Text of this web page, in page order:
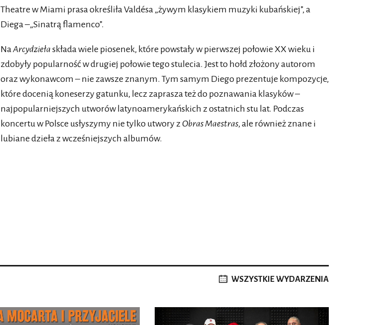
Theatre w Miami prasa określiła Valdésa „żywym klasykiem muzyki kubańskiej”, a
Diega –„Sinatrą flamenco”.
NaArcydzieła składa wiele piosenek, które powstały w pierwszej połowie XX wieku i
zdobyły popularność w drugiej połowie tego stulecia. Jest to hołd złożony autorom
oraz wykonawcom – nie zawsze znanym. Tym samym Diego prezentuje kompozycje,
które docenią koneserzy gatunku, lecz zaprasza też do poznawania klasyków –
najpopularniejszych utworów latynoamerykańskich z ostatnich stu lat. Podczas
koncertu w Polsce usłyszymy nie tylko utwory z Obras Maestras, ale również znane i
lubiane dzieła z wcześniejszych albumów.
WSZYSTKIE WYDARZENIA